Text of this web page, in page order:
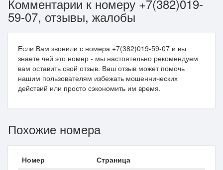
Комментарии к номеру +7(382)019-
59-07, отзывы, жалобы
Если Вам звонили с номера +7(382)019-59-07 и вы
знаете чей это номер - мы настоятельно рекомендуем
вам оставить свой отзыв. Ваш отзыв может помочь
нашим пользователям избежать мошеннических
действий или просто сэкономить им время.
Похожие номера
Номер
Страница